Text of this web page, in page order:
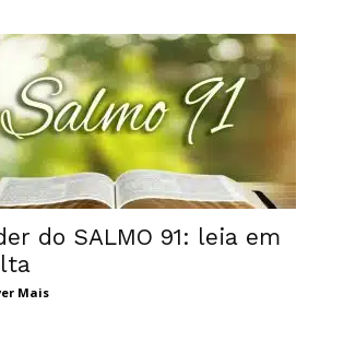
do SALMO 91: leia em
Mais